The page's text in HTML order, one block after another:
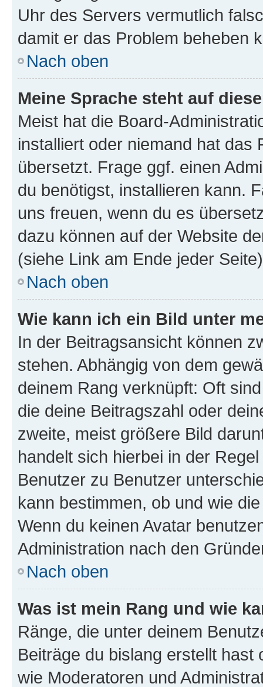
Uhr des Servers vermutlich
damit er das Problem beheben
Nach oben
Meine Sprache steht auf
Meist hat die Board-
installiert oder niemand hat das
übersetzt. Frage ggf. einen
du benötigst, installieren kann.
uns freuen, wenn du es
dazu können auf der Website
(siehe Link am Ende jeder
Nach oben
Wie kann ich ein Bild unter
In der Beitragsansicht können
stehen. Abhängig von dem
deinem Rang verknüpft: Oft
die deine Beitragszahl oder
zweite, meist größere Bild
handelt sich hierbei in der
Benutzer zu Benutzer
kann bestimmen, ob und wie
Wenn du keinen Avatar
Administration nach den
Nach oben
Was ist mein Rang und wie
Ränge, die unter deinem
Beiträge du bislang erstellt
wie Moderatoren und